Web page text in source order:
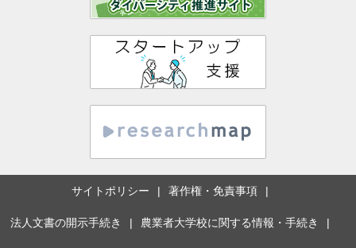
サイトポリシー 著作権・免責事項
法人文書の開示手続き 農業者大学校に関する情報・手続き